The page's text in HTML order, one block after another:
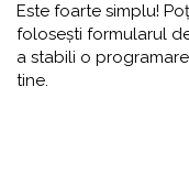
Este foarte simplu!
folosești formularul
a stabili o
tine.